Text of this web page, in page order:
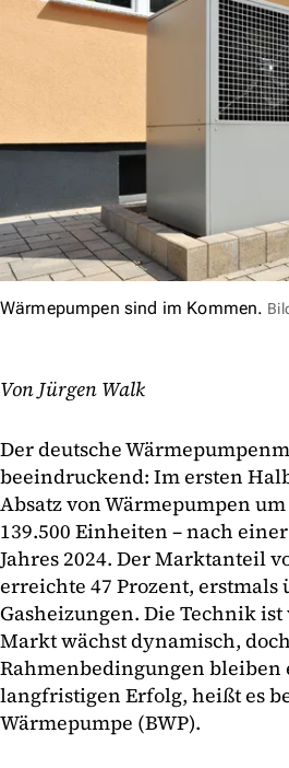
Wärmepumpen sind im Kommen.
Von Jürgen Walk
Der deutsche
beeindruckend: Im ersten
Absatz von Wärmepumpen
139.500 Einheiten – nach
Jahres 2024. Der Marktanteil
erreichte 47 Prozent,
Gasheizungen. Die Technik
Markt wächst dynamisch,
Rahmenbedingungen
langfristigen Erfolg, heißt es
Wärmepumpe (BWP).